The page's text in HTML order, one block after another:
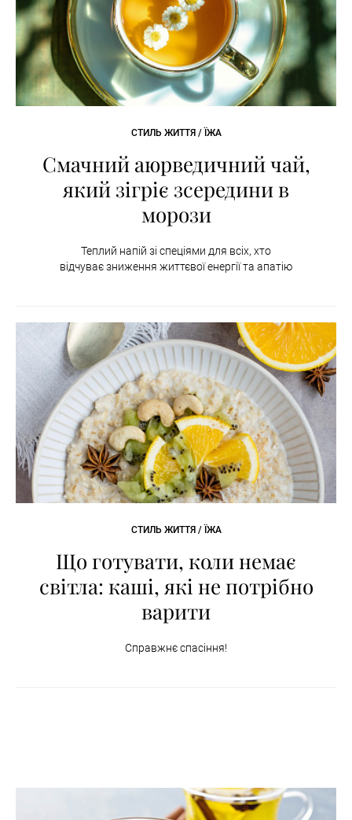
СТИЛЬ ЖИТТЯ / ЇЖА
Смачний аюрведичний чай,
який зігріє зсередини в
морози
Теплий напій зі спеціями для всіх, хто
відчуває зниження життєвої енергії та апатію
СТИЛЬ ЖИТТЯ / ЇЖА
Що готувати, коли немає
світла: каші, які не потрібно
варити
Справжнє спасіння!